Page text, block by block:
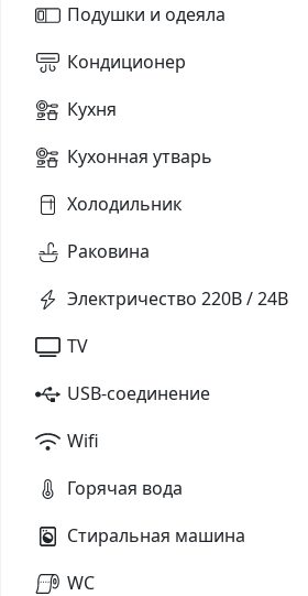
Подушки и одеяла
Кондиционер
Кухня
Кухонная утварь
Холодильник
Раковина
Электричество 220В / 24В
TV
USB-соединение
Wifi
Горячая вода
Стиральная машина
WC